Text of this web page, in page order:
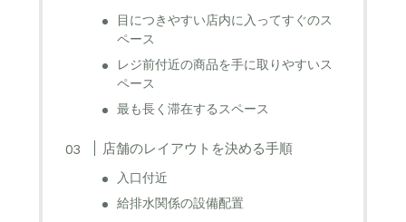
目につきやすい店内に入ってすぐのス
ペース
レジ前付近の商品を手に取りやすいス
ペース
最も長く滞在するスペース
店舗のレイアウトを決める手順
入口付近
給排水関係の設備配置